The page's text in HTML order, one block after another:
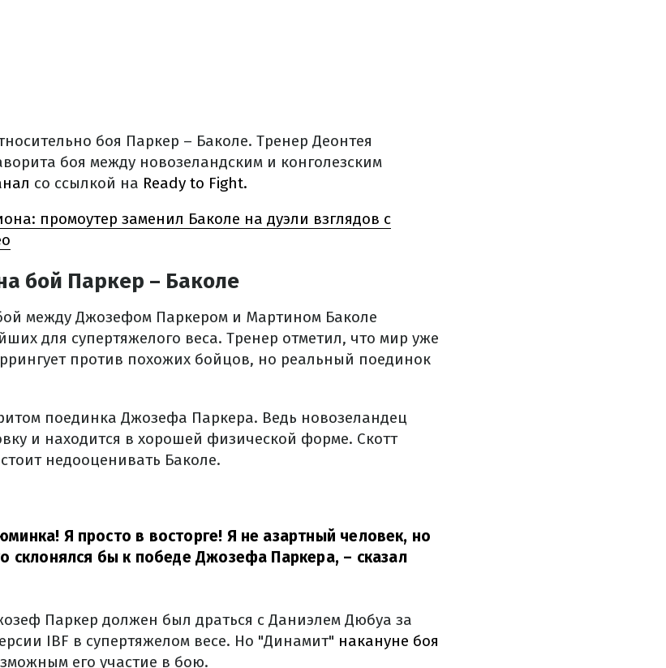
боя Паркер – Баколе. Тренер Деонтея
боя между новозеландским и конголезским
со ссылкой на Ready to Fight.
промоутер заменил Баколе на дуэли взглядов с
бой Паркер – Баколе
между Джозефом Паркером и Мартином Баколе
для супертяжелого веса. Тренер отметил, что мир уже
против похожих бойцов, но реальный поединок
поединка Джозефа Паркера. Ведь новозеландец
и находится в хорошей физической форме. Скотт
недооценивать Баколе.
Я просто в восторге! Я не азартный человек, но
склонялся бы к победе Джозефа Паркера, – сказал
Паркер должен был драться с Даниэлем Дюбуа за
IBF в супертяжелом весе. Но "Динамит" накануне боя
его участие в бою.